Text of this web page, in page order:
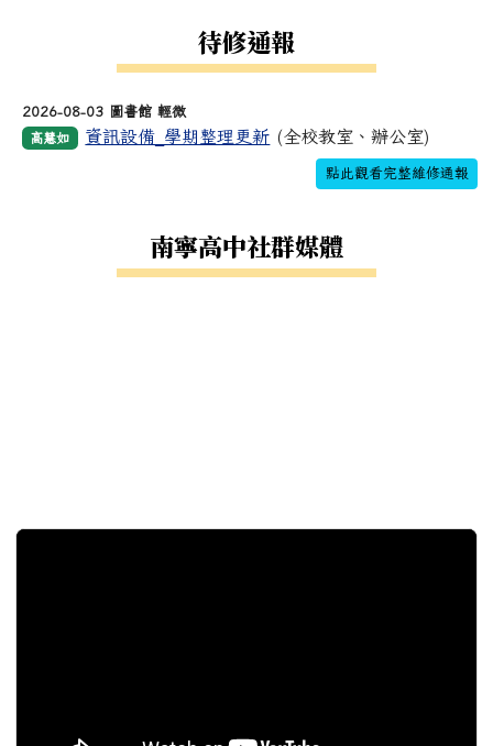
待修通報
2026-08-03 圖書館 輕微
高慧如 資訊設備_學期整理更新 (全校教室、辦公室)
點此觀看完整維修通報
南寧高中社群媒體